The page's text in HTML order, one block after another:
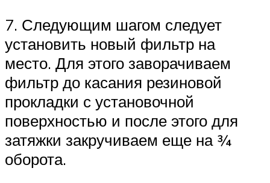
7. Следующим шагом следует
установить новый фильтр на
место. Для этого заворачиваем
фильтр до касания резиновой
прокладки с установочной
поверхностью и после этого для
затяжки закручиваем еще на ¾
оборота.